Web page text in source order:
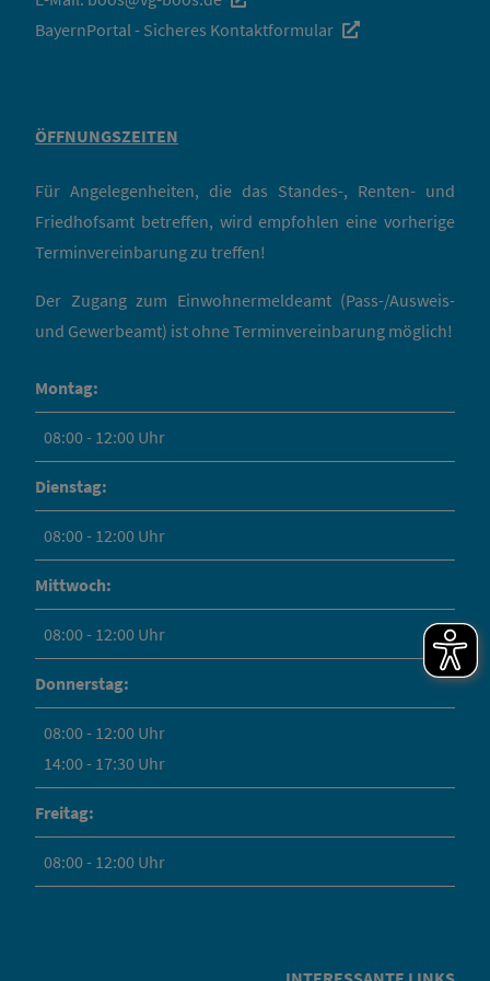
BayernPortal - Sicheres Kontaktformular
ÖFFNUNGSZEITEN
Für Angelegenheiten, die das Standes-, Renten- und
Friedhofsamt betreffen, wird empfohlen eine vorherige
Terminvereinbarung zu treffen!
Der Zugang zum Einwohnermeldeamt (Pass-/Ausweis-
und Gewerbeamt) ist ohne Terminvereinbarung möglich!
Montag:
08:00 - 12:00 Uhr
Dienstag:
08:00 - 12:00 Uhr
Mittwoch:
08:00 - 12:00 Uhr
Donnerstag:
08:00 - 12:00 Uhr
14:00 - 17:30 Uhr
Freitag:
08:00 - 12:00 Uhr